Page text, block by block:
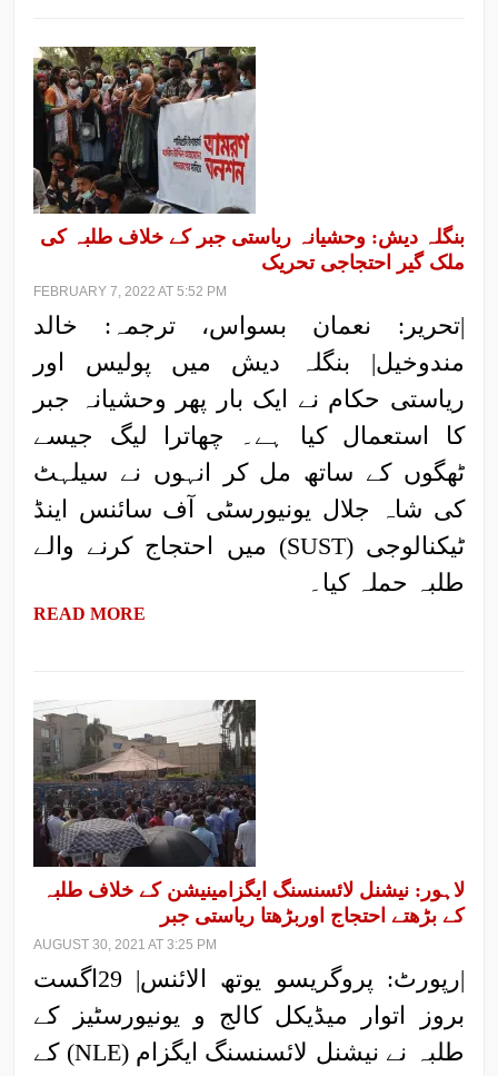
بنگلہ دیش: وحشیانہ ریاستی جبر کے خلاف طلبہ کی
ملک گیر احتجاجی تحریک
FEBRUARY 7, 2022 AT 5:52 PM
|تحریر: نعمان بسواس، ترجمہ: خالد
مندوخیل| بنگلہ دیش میں پولیس اور
ریاستی حکام نے ایک بار پھر وحشیانہ جبر
کا استعمال کیا ہے۔ چھاترا لیگ جیسے
ٹھگوں کے ساتھ مل کر انہوں نے سیلہٹ
کی شاہ جلال یونیورسٹی آف سائنس اینڈ
ٹیکنالوجی (SUST) میں احتجاج کرنے والے
طلبہ حملہ کیا۔
READ MORE
لاہور: نیشنل لائسنسنگ ایگزامینیشن کے خلاف طلبہ
کے بڑھتے احتجاج اوربڑھتا ریاستی جبر
AUGUST 30, 2021 AT 3:25 PM
|رپورٹ: پروگریسو یوتھ الائنس| 29اگست
بروز اتوار میڈیکل کالج و یونیورسٹیز کے
طلبہ نے نیشنل لائسنسنگ ایگزام (NLE) کے